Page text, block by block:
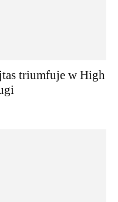
triumfuje w High